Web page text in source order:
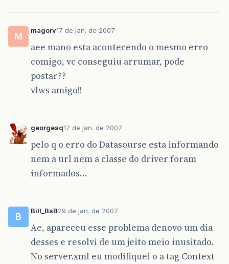
M
magorv17 de jan. de 2007
aee mano esta acontecendo o mesmo erro
comigo, vc conseguiu arrumar, pode
postar??
vlws amigo!!
georgesq17 de jan. de 2007
pelo q o erro do Datasourse esta informando
nem a url nem a classe do driver foram
informados…
B
Bill_BsB29 de jan. de 2007
Ae, apareceu esse problema denovo um dia
desses e resolvi de um jeito meio inusitado.
No server.xml eu modifiquei o a tag Context